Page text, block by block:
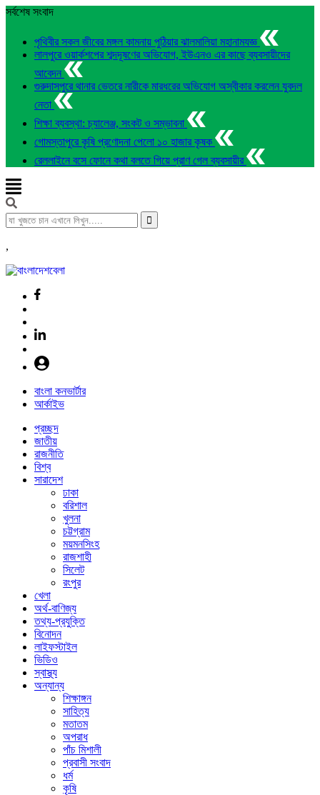
সর্বশেষ সংবাদ
পৃথিবীর সকল জীবের মঙ্গল কামনায় পুঠিয়ার ঝালমালিয়া মহানামযজ্ঞ
লালপুরে ওয়ার্কশপের শব্দদূষণের অভিযোগ, ইউএনও এর কাছে ব্যবসায়ীদের
আবেদন
গুরুদাসপুরে থানার ভেতরে নারীকে মারধরের অভিযোগ অস্বীকার করলেন যুবদল
নেতা
শিক্ষা ব্যবস্থা: চ্যালেঞ্জ, সংকট ও সম্ভাবনা
গোমস্তাপুরে কৃষি প্রণোদনা পেলো ১০ হাজার কৃষক
রেললাইনে বসে ফোনে কথা বলতে গিয়ে প্রাণ গেল ব্যবসায়ীর
,
বাংলা কনভার্টার
আর্কাইভ
প্রচ্ছদ
জাতীয়
রাজনীতি
বিশ্ব
সারাদেশ
ঢাকা
বরিশাল
খুলনা
চট্টগ্রাম
ময়মনসিংহ
রাজশাহী
সিলেট
রংপুর
খেলা
অর্থ-বাণিজ্য
তথ্য-প্রযুক্তি
বিনোদন
লাইফস্টাইল
ভিডিও
স্বাস্থ্য
অন্যান্য
শিক্ষাঙ্গন
সাহিত্য
মতাতম
অপরাধ
পাঁচ মিশালী
প্রবাসী সংবাদ
ধর্ম
কৃষি